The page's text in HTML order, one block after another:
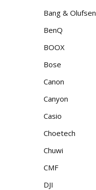
Bang & Olufsen
BenQ
BOOX
Bose
Canon
Canyon
Casio
Choetech
Chuwi
CMF
DJI